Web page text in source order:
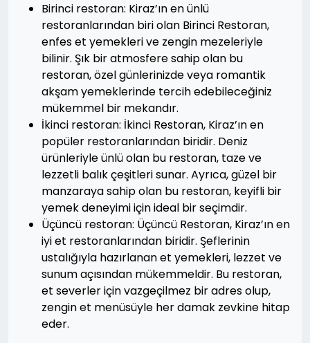
Birinci restoran: Kiraz’ın en ünlü
restoranlarından biri olan Birinci Restoran,
enfes et yemekleri ve zengin mezeleriyle
bilinir. Şık bir atmosfere sahip olan bu
restoran, özel günlerinizde veya romantik
akşam yemeklerinde tercih edebileceğiniz
mükemmel bir mekandır.
İkinci restoran: İkinci Restoran, Kiraz’ın en
popüler restoranlarından biridir. Deniz
ürünleriyle ünlü olan bu restoran, taze ve
lezzetli balık çeşitleri sunar. Ayrıca, güzel bir
manzaraya sahip olan bu restoran, keyifli bir
yemek deneyimi için ideal bir seçimdir.
Üçüncü restoran: Üçüncü Restoran, Kiraz’ın en
iyi et restoranlarından biridir. Şeflerinin
ustalığıyla hazırlanan et yemekleri, lezzet ve
sunum açısından mükemmeldir. Bu restoran,
et severler için vazgeçilmez bir adres olup,
zengin et menüsüyle her damak zevkine hitap
eder.